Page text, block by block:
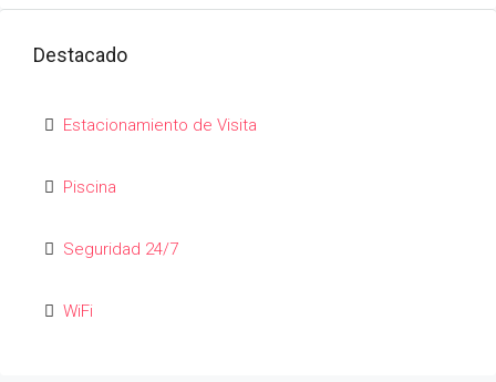
Destacado
Estacionamiento de Visita
Piscina
Seguridad 24/7
WiFi